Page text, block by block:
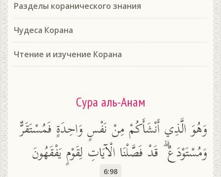
Разделы коранического знания
Чудеса Корана
Чтение и изучение Корана
Сура аль-Анам
وَهُوَ الَّذِي أَنْشَأَكُمْ مِنْ نَفْسٍ وَاحِدَةٍ فَمُسْتَقَرٌّ
وَمُسْتَوْدَعٌ ۗ قَدْ فَصَّلْنَا الْآيَاتِ لِقَوْمٍ يَفْقَهُونَ
6:98